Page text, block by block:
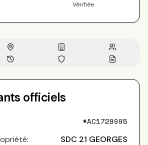
Vérifiée
officiels
#AC1729995
SDC 21 GEORGES